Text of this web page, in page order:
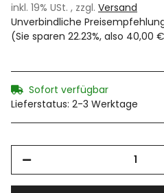
inkl. 19% USt. , zzgl. Versand
Unverbindliche
(Sie sparen 22.23%, also 40,00 €
Sofort verfügbar
Lieferstatus: 2-3 Werktage